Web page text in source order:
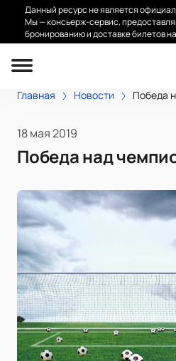
Данный ресурс не является
Мы — консьерж-сервис,
бронированию и доставке билетов
Главная Новости Победа
18 мая 2019
Победа над